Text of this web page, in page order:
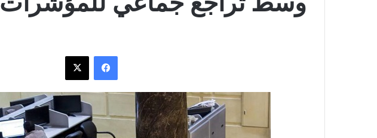
فيسبوك ‫X